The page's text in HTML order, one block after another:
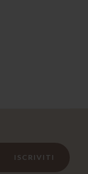
ISCRIVITI